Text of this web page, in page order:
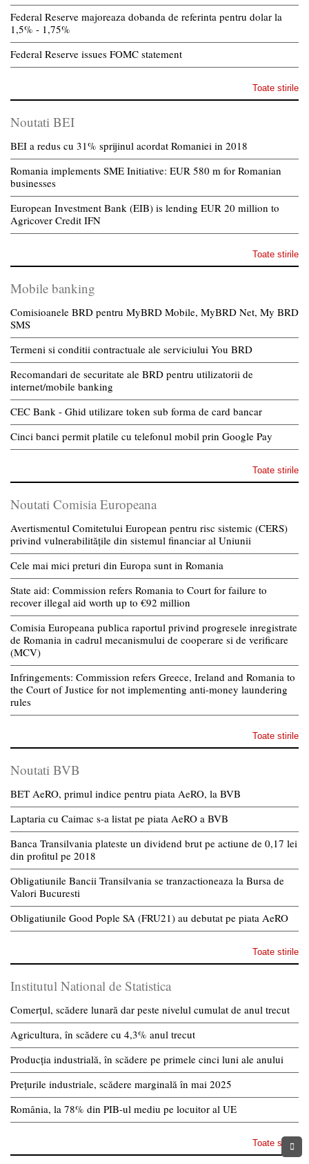
Federal Reserve majoreaza dobanda de referinta pentru dolar la
1,5% - 1,75%
Federal Reserve issues FOMC statement
Toate stirile
Noutati BEI
BEI a redus cu 31% sprijinul acordat Romaniei in 2018
Romania implements SME Initiative: EUR 580 m for Romanian
businesses
European Investment Bank (EIB) is lending EUR 20 million to
Agricover Credit IFN
Toate stirile
Mobile banking
Comisioanele BRD pentru MyBRD Mobile, MyBRD Net, My BRD
SMS
Termeni si conditii contractuale ale serviciului You BRD
Recomandari de securitate ale BRD pentru utilizatorii de
internet/mobile banking
CEC Bank - Ghid utilizare token sub forma de card bancar
Cinci banci permit platile cu telefonul mobil prin Google Pay
Toate stirile
Noutati Comisia Europeana
Avertismentul Comitetului European pentru risc sistemic (CERS)
privind vulnerabilitățile din sistemul financiar al Uniunii
Cele mai mici preturi din Europa sunt in Romania
State aid: Commission refers Romania to Court for failure to
recover illegal aid worth up to €92 million
Comisia Europeana publica raportul privind progresele inregistrate
de Romania in cadrul mecanismului de cooperare si de verificare
(MCV)
Infringements: Commission refers Greece, Ireland and Romania to
the Court of Justice for not implementing anti-money laundering
rules
Toate stirile
Noutati BVB
BET AeRO, primul indice pentru piata AeRO, la BVB
Laptaria cu Caimac s-a listat pe piata AeRO a BVB
Banca Transilvania plateste un dividend brut pe actiune de 0,17 lei
din profitul pe 2018
Obligatiunile Bancii Transilvania se tranzactioneaza la Bursa de
Valori Bucuresti
Obligatiunile Good Pople SA (FRU21) au debutat pe piata AeRO
Toate stirile
Institutul National de Statistica
Comerțul, scădere lunară dar peste nivelul cumulat de anul trecut
Agricultura, în scădere cu 4,3% anul trecut
Producția industrială, în scădere pe primele cinci luni ale anului
Prețurile industriale, scădere marginală în mai 2025
România, la 78% din PIB-ul mediu pe locuitor al UE
Toate stirile